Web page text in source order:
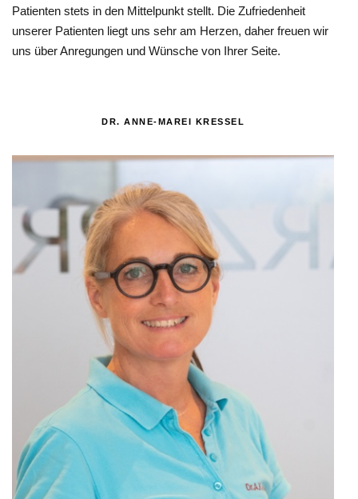
Patienten stets in den Mittelpunkt stellt. Die Zufriedenheit
unserer Patienten liegt uns sehr am Herzen, daher freuen wir
uns über Anregungen und Wünsche von Ihrer Seite.
DR. ANNE-MAREI KRESSEL